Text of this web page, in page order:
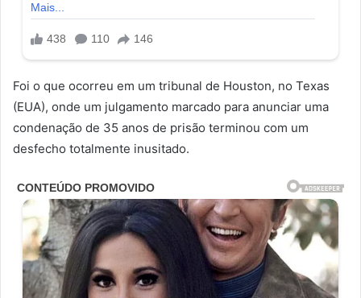
Foi o que ocorreu em um tribunal de Houston, no Texas
(EUA), onde um julgamento marcado para anunciar uma
condenação de 35 anos de prisão terminou com um
desfecho totalmente inusitado.